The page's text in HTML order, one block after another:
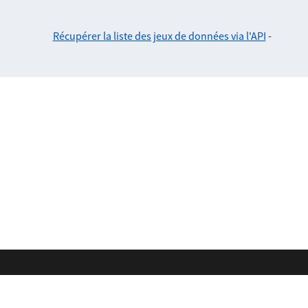
Récupérer la liste des jeux de données via l'API -